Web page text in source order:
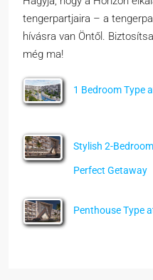
tengerpartjaira – a
hívásra van Öntől.
még ma!
1 Bedroom Type
Stylish 2-
Perfect Getaway
Penthouse Type